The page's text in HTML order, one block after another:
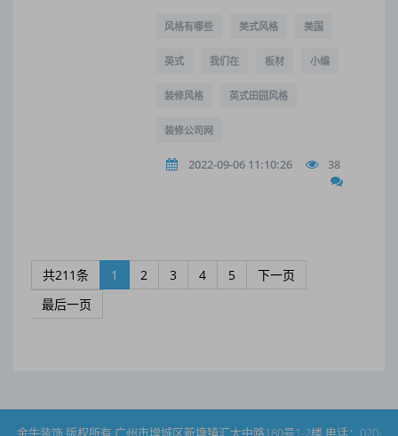
风格有哪些 美式风格 美国
英式 我们在 板材 小编
装修风格 英式田园风格
装修公司网
2022-09-06 11:10:26 38
共211条 1 2 3 4 5
下一页
最后一页
金牛装饰 版权所有 广州市增城区新塘镇汇太中路180号1-2楼 电话：020-